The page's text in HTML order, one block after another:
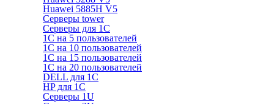
Huawei 5885H V5
Серверы tower
Серверы для 1C
1С на 5 пользователей
1С на 10 пользователей
1С на 15 пользователей
1С на 20 пользователей
DELL для 1С
HP для 1С
Серверы 1U